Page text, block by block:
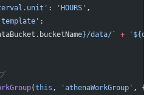
: 'HOURS' ,
:
. bucketName}/data/` +
(this , 'athenaWorkGroup' , {